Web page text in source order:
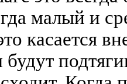
малый и
касается